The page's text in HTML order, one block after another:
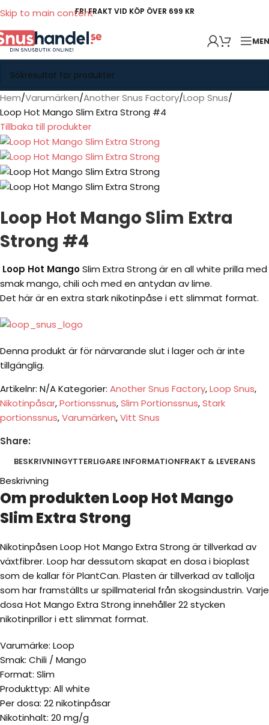
Skip to main contentFRI FRAKT VID KÖP ÖVER 699 KR
Hem Varumärken Another Snus Factory Loop Snus
Loop Hot Mango Slim Extra Strong #4
Tillbaka till produkter
Loop Hot Mango Slim Extra
Strong #4
Loop Hot MangoSlim Extra Strong är en all white prilla med
smak mango, chili och med en antydan av lime.
Det här är en extra stark nikotinpåse i ett slimmat format.
Denna produkt är för närvarande slut i lager och är inte
tillgänglig.
Artikelnr: N/AKategorier: Another Snus Factory,Loop Snus,
Nikotinpåsar,Portionssnus,Slim Portionssnus,Stark
portionssnus,Varumärken,Vitt Snus
Share:
BESKRIVNINGYTTERLIGARE INFORMATIONFRAKT & LEVERANS
Beskrivning
Om produkten Loop Hot Mango
Slim Extra Strong
Nikotinpåsen Loop Hot Mango Extra Strong är tillverkad av
växtfibrer. Loop har dessutom skapat en dosa i bioplast
som de kallar för PlantCan. Plasten är tillverkad av tallolja
som har framställts ur spillmaterial från skogsindustrin. Varje
dosa Hot Mango Extra Strong innehåller 22 stycken
nikotinprillor i ett slimmat format.
Varumärke: Loop
Smak: Chili / Mango
Format: Slim
Produkttyp: All white
Per dosa: 22 nikotinpåsar
Nikotinhalt: 20 mg/g